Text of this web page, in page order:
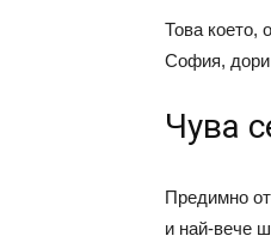
Това което,
София,
Чува
Предимно
и най-вече